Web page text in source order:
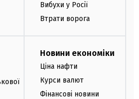
Вибухи у Росії
Втрати ворога
Новини економіки
Ціна нафти
Курси валют
Фінансові новини